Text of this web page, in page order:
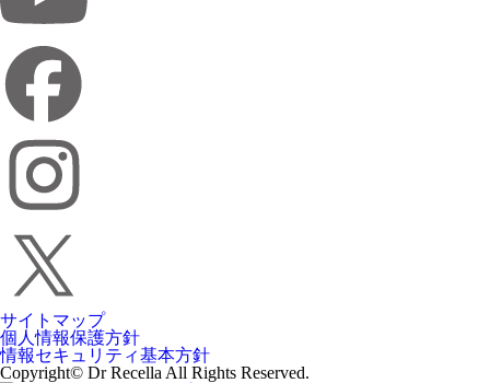
サイトマップ
個人情報保護方針
情報セキュリティ基本方針
Copyright© Dr Recella All Rights Reserved.